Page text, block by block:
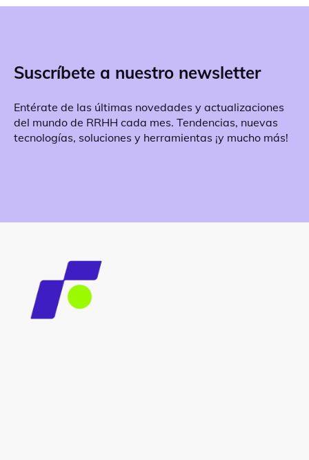
Suscríbete a nuestro newsletter
Entérate de las últimas novedades y actualizaciones
del mundo de RRHH cada mes. Tendencias, nuevas
tecnologías, soluciones y herramientas ¡y mucho más!